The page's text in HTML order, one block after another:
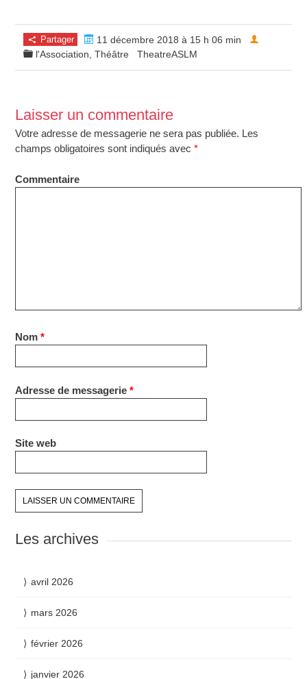
Partager
11 décembre 2018 à 15 h 06 min
l'Association,Théâtre TheatreASLM
Laisser un commentaire
Votre adresse de messagerie ne sera pas publiée. Les
champs obligatoires sont indiqués avec*
Commentaire
Nom*
Adresse de messagerie*
Site web
Les archives
avril 2026
mars 2026
février 2026
janvier 2026